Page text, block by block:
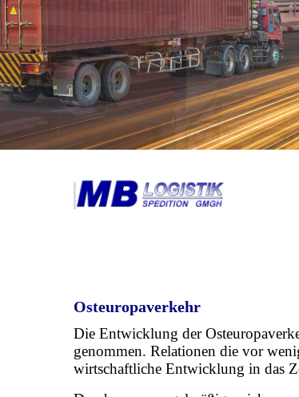
Osteuropaverkehr
Die Entwicklung der
genommen. Relationen die vor
wirtschaftliche Entwicklung in das